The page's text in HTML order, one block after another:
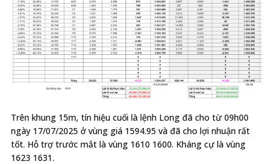
Trên khung 15m, tín hiệu cuối là lệnh Long đã cho từ 09h00
ngày 17/07/2025 ở vùng giá 1594.95 và đã cho lợi nhuận rất
tốt. Hỗ trợ trước mắt là vùng 1610 1600. Kháng cự là vùng
1623 1631.